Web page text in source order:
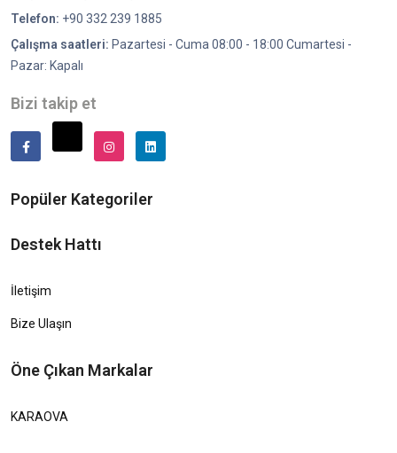
Telefon: +90 332 239 1885
Çalışma saatleri: Pazartesi - Cuma 08:00 - 18:00 Cumartesi -
Pazar: Kapalı
Bizi takip et
Popüler Kategoriler
Destek Hattı
İletişim
Bize Ulaşın
Öne Çıkan Markalar
KARAOVA